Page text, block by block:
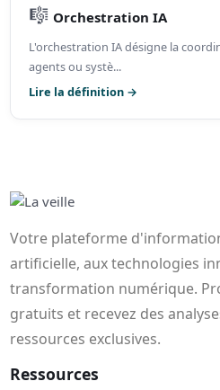
🎼 Orchestration IA
L'orchestration IA désigne la
agents ou systè...
Lire la définition →
Votre plateforme
artificielle, aux technologies
transformation numérique.
gratuits et recevez des
ressources exclusives.
Ressources